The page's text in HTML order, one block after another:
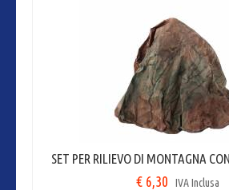
SET PER RILIEVO DI MONTAGNA
€ 6,30 IVA Inclusa